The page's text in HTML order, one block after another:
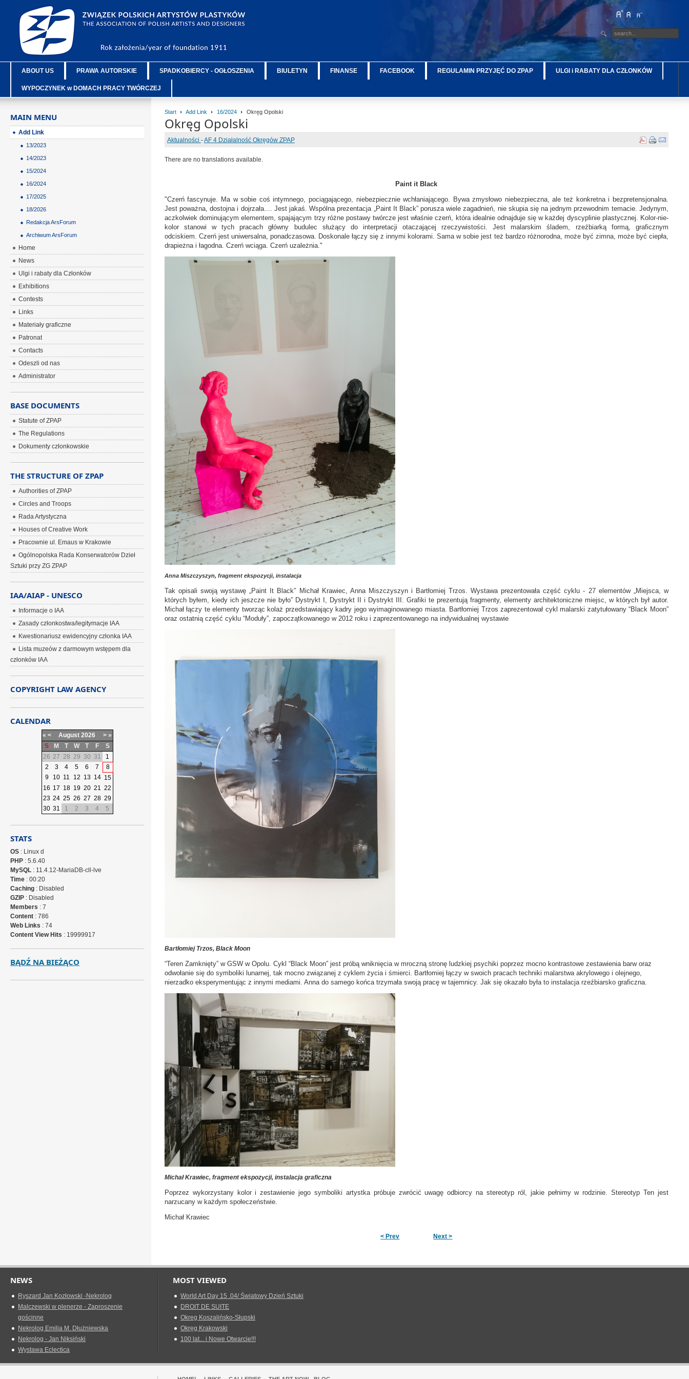
ABOUT US PRAWA AUTORSKIE SPADKOBIERCY - OGŁOSZENIA BIULETYN FINANSE FACEBOOK REGULAMIN PRZYJĘĆ DO ZPAP ULGI i RABATY DLA CZŁONKÓW
WYPOCZYNEK w DOMACH PRACY TWÓRCZEJ
Start Add Link 16/2024 Okręg Opolski
Okręg Opolski
Aktualności -AF 4 Działalność Okręgów ZPAP
There are no translations available.
Paint it Black
"Czerń fascynuje. Ma w sobie coś intymnego, pociągającego, niebezpiecznie wchłaniającego. Bywa zmysłowo niebezpieczna, ale też konkretna i bezpretensjonalna.
Jest poważna, dostojna i dojrzała.... Jest jakaś. Wspólna prezentacja „Paint It Black” porusza wiele zagadnień, nie skupia się na jednym przewodnim temacie. Jedynym,
aczkolwiek dominującym elementem, spajającym trzy różne postawy twórcze jest właśnie czerń, która idealnie odnajduje się w każdej dyscyplinie plastycznej. Kolor-nie-
kolor stanowi w tych pracach główny budulec służący do interpretacji otaczającej rzeczywistości. Jest malarskim śladem, rzeźbiarką formą, graficznym
odciskiem. Czerń jest uniwersalna, ponadczasowa. Doskonale łączy się z innymi kolorami. Sama w sobie jest też bardzo różnorodna, może być zimna, może być ciepła,
drapieżna i łagodna. Czerń wciąga. Czerń uzależnia."
Anna Miszczyszyn, fragment ekspozycji, instalacja
Tak opisali swoją wystawę „Paint It Black” Michał Krawiec, Anna Miszczyszyn i Bartłomiej Trzos. Wystawa prezentowała część cyklu - 27 elementów „Miejsca, w
których byłem, kiedy ich jeszcze nie było” Dystrykt I, Dystrykt II i Dystrykt III. Grafiki te prezentują fragmenty, elementy architektoniczne miejsc, w których był autor.
Michał łączy te elementy tworząc kolaż przedstawiający kadry jego wyimaginowanego miasta. Bartłomiej Trzos zaprezentował cykl malarski zatytułowany “Black Moon”
oraz ostatnią część cyklu “Moduły”, zapoczątkowanego w 2012 roku i zaprezentowanego na indywidualnej wystawie
Bartłomiej Trzos, Black Moon
“Teren Zamknięty” w GSW w Opolu. Cykl “Black Moon” jest próbą wniknięcia w mroczną stronę ludzkiej psychiki poprzez mocno kontrastowe zestawienia barw oraz
odwołanie się do symboliki lunarnej, tak mocno związanej z cyklem życia i śmierci. Bartłomiej łączy w swoich pracach techniki malarstwa akrylowego i olejnego,
nierzadko eksperymentując z innymi mediami. Anna do samego końca trzymała swoją pracę w tajemnicy. Jak się okazało była to instalacja rzeźbiarsko graficzna.
Michał Krawiec, fragment ekspozycji, instalacja graficzna
Poprzez wykorzystany kolor i zestawienie jego symboliki artystka próbuje zwrócić uwagę odbiorcy na stereotyp ról, jakie pełnimy w rodzinie. Stereotyp Ten jest
narzucany w każdym społeczeństwie.
Michał Krawiec
< Prev Next >
MAIN MENU
Add Link
13/2023
14/2023
15/2024
16/2024
17/2025
18/2026
Redakcja ArsForum
Archiwum ArsForum
Home
News
Ulgi i rabaty dla Członków
Exhibitions
Contests
Links
Materiały graficzne
Patronat
Contacts
Odeszli od nas
Administrator
BASE DOCUMENTS
Statute of ZPAP
The Regulations
Dokumenty członkowskie
THE STRUCTURE OF ZPAP
Authorities of ZPAP
Circles and Troops
Rada Artystyczna
Houses of Creative Work
Pracownie ul. Emaus w Krakowie
Ogólnopolska Rada Konserwatorów Dzieł
Sztuki przy ZG ZPAP
IAA/AIAP - UNESCO
Informacje o IAA
Zasady członkostwa/legitymacje IAA
Kwestionariusz ewidencyjny członka IAA
Lista muzeów z darmowym wstępem dla
członków IAA
COPYRIGHT LAW AGENCY
CALENDAR
« < August 2026 > »
S
M T W T F
S
26 27 28 29 30 31
1
2
3 4 5 6 7
8
9
10 11 12 13 14 15
16 17 18 19 20 21 22
23 24 25 26 27 28 29
30 31 1 2 3 4 5
STATS
OS : Linux d
PHP : 5.6.40
MySQL : 11.4.12-MariaDB-cll-lve
Time : 00:20
Caching : Disabled
GZIP : Disabled
Members : 7
Content : 786
Web Links : 74
Content View Hits : 19999917
BĄDŹ NA BIEŻĄCO
NEWS
Ryszard Jan Kozłowski -Nekrolog
Malczewski w plenerze - Zaproszenie
gościnne
Nekrolog Emilia M. Dłużniewska
Nekrolog - Jan Niksiński
Wystawa Eclectica
MOST VIEWED
World Art Day 15 .04/ Światowy Dzień Sztuki
DROIT DE SUITE
Okreg Koszalińsko-Słupski
Okręg Krakowski
100 lat... i Nowe Otwarcie!!!